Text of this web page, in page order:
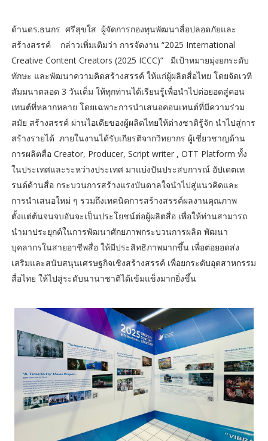
ด้านดร.ธนกร ศรีสุขใส ผู้จัดการกองทุนพัฒนาสื่อปลอดภัยและ
สร้างสรรค์ กล่าวเพิ่มเติมว่า การจัดงาน “2025 International
Creative Content Creators (2025 ICCC)” มีเป้าหมายมุ่งยกระดับ
ทักษะ และพัฒนาความคิดสร้างสรรค์ ให้แก่ผู้ผลิตสื่อไทย โดยจัดเวที
สัมมนาตลอด 3 วันเต็ม ให้ทุกท่านได้เรียนรู้เพื่อนำไปต่อยอดสู่คอน
เทนต์ที่หลากหลาย โดยเฉพาะการนำเสนอคอนเทนต์ที่มีความร่วม
สมัย สร้างสรรค์ ผ่านไอเดียของผู้ผลิตไทยให้ต่างชาติรู้จัก นำไปสู่การ
สร้างรายได้ ภายในงานได้รับเกียรติจากวิทยากร ผู้เชี่ยวชาญด้าน
การผลิตสื่อ Creator, Producer, Script writer , OTT Platform ทั้ง
ในประเทศและระหว่างประเทศ มาแบ่งปันประสบการณ์ อัปเดตเท
รนด์ด้านสื่อ กระบวนการสร้างแรงบันดาลใจนำไปสู่แนวคิดและ
การนำเสนอใหม่ ๆ รวมถึงเทคนิคการสร้างสรรค์ผลงานคุณภาพ
ตั้งแต่ต้นจนจบอันจะเป็นประโยชน์ต่อผู้ผลิตสื่อ เพื่อให้ท่านสามารถ
นำมาประยุกต์ในการพัฒนาศักยภาพกระบวนการผลิต พัฒนา
บุคลากรในสายอาชีพสื่อ ให้มีประสิทธิภาพมากขึ้น เพื่อต่อยอดส่ง
เสริมและสนับสนุนเศรษฐกิจเชิงสร้างสรรค์ เพื่อยกระดับอุตสาหกรรม
สื่อไทย ให้ไปสู่ระดับนานาชาติได้เข้มแข็งมากยิ่งขึ้น